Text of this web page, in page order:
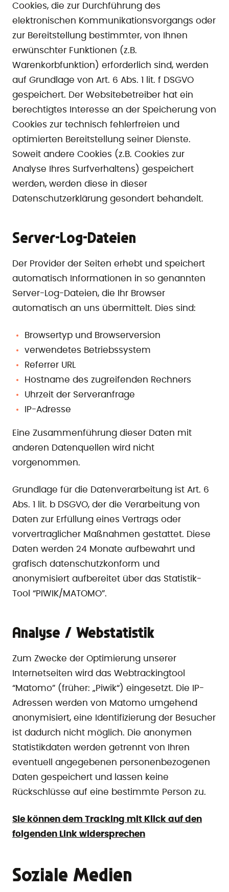
Cookies, die zur Durchführung des
elektronischen Kommunikationsvorgangs oder
zur Bereitstellung bestimmter, von Ihnen
erwünschter Funktionen (z.B.
Warenkorbfunktion) erforderlich sind, werden
auf Grundlage von Art. 6 Abs. 1 lit. f DSGVO
gespeichert. Der Websitebetreiber hat ein
berechtigtes Interesse an der Speicherung von
Cookies zur technisch fehlerfreien und
optimierten Bereitstellung seiner Dienste.
Soweit andere Cookies (z.B. Cookies zur
Analyse Ihres Surfverhaltens) gespeichert
werden, werden diese in dieser
Datenschutzerklärung gesondert behandelt.
Server-Log-Dateien
Der Provider der Seiten erhebt und speichert
automatisch Informationen in so genannten
Server-Log-Dateien, die Ihr Browser
automatisch an uns übermittelt. Dies sind:
Browsertyp und Browserversion
verwendetes Betriebssystem
Referrer URL
Hostname des zugreifenden Rechners
Uhrzeit der Serveranfrage
IP-Adresse
Eine Zusammenführung dieser Daten mit
anderen Datenquellen wird nicht
vorgenommen.
Grundlage für die Datenverarbeitung ist Art. 6
Abs. 1 lit. b DSGVO, der die Verarbeitung von
Daten zur Erfüllung eines Vertrags oder
vorvertraglicher Maßnahmen gestattet. Diese
Daten werden 24 Monate aufbewahrt und
grafisch datenschutzkonform und
anonymisiert aufbereitet über das Statistik-
Tool “PIWIK/MATOMO”.
Analyse / Webstatistik
Zum Zwecke der Optimierung unserer
Internetseiten wird das Webtrackingtool
“Matomo” (früher: „Piwik“) eingesetzt. Die IP-
Adressen werden von Matomo umgehend
anonymisiert, eine Identifizierung der Besucher
ist dadurch nicht möglich. Die anonymen
Statistikdaten werden getrennt von Ihren
eventuell angegebenen personenbezogenen
Daten gespeichert und lassen keine
Rückschlüsse auf eine bestimmte Person zu.
Sie können dem Tracking mit Klick auf den
folgenden Link widersprechen
Soziale Medien